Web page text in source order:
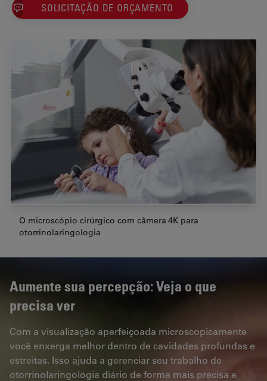
SOLICITAÇÃO DE ORÇAMENTO
O microscópio cirúrgico com câmera 4K para
otorrinolaringologia
Aumente sua percepção: Veja o que
precisa ver
Com a visualização aperfeiçoada microscopicamente
você enxerga melhor dentro de cavidades profundas e
estreitas. Isso ajuda a gerenciar seu trabalho de
otorrinolaringologia diário de forma mais precisa e